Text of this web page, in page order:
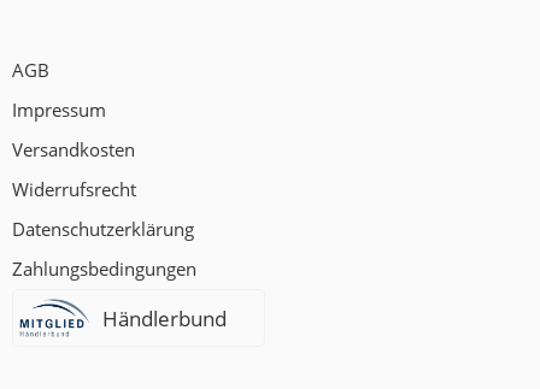
AGB
Impressum
Versandkosten
Widerrufsrecht
Datenschutzerklärung
Zahlungsbedingungen
Händlerbund